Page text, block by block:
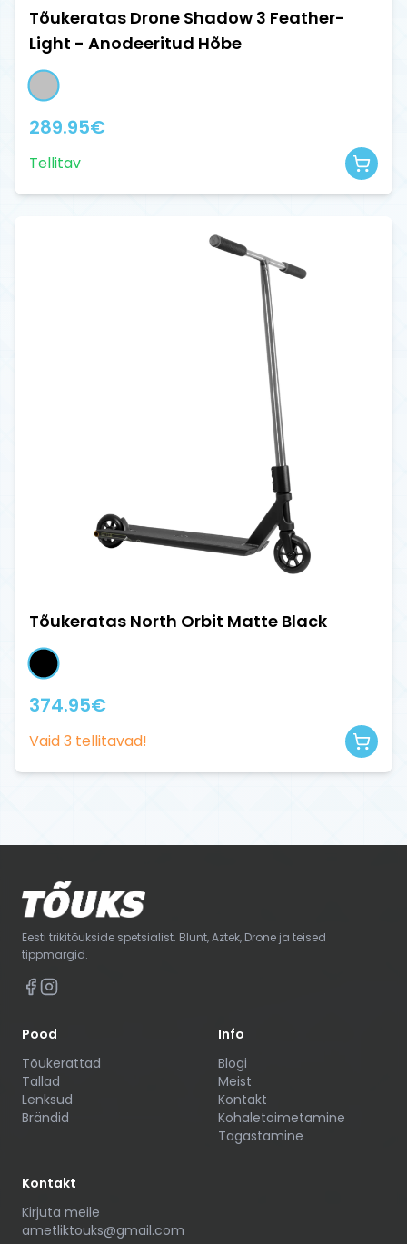
Tõukeratas Drone Shadow 3 Feather-
Light - Anodeeritud Hõbe
289.95€
Tellitav
Tõukeratas North Orbit Matte Black
374.95€
Vaid3 tellitavad!
Eesti trikitõukside spetsialist. Blunt, Aztek, Drone ja teised
tippmargid.
Pood
Tõukerattad
Tallad
Lenksud
Brändid
Info
Blogi
Meist
Kontakt
Kohaletoimetamine
Tagastamine
Kontakt
Kirjuta meile
ametliktouks@gmail.com